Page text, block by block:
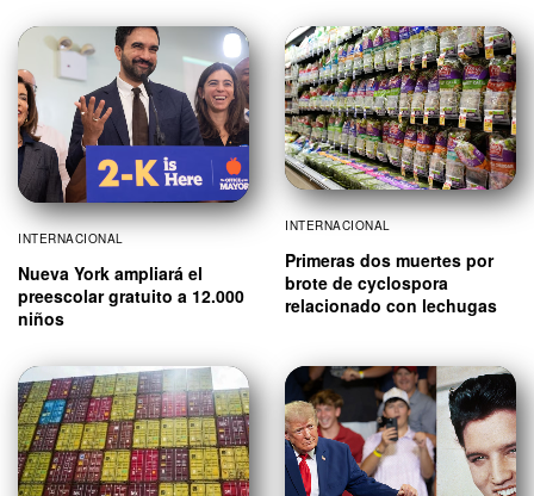
INTERNACIONAL
Nueva York ampliará el
preescolar gratuito a 12.000
niños
INTERNACIONAL
Primeras dos muertes por
brote de cyclospora
relacionado con lechugas